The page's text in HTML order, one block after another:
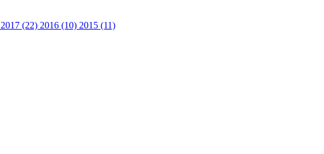
2017 (22) 2016 (10) 2015 (11)